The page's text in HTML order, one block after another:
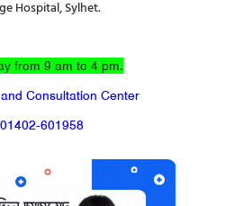
Hospital, Sylhet.
from 9 am to 4 pm.
Consultation Center
01402-601958